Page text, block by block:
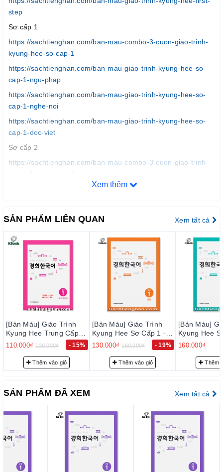
step
Sơ cấp 1
https://sachtienghan.com/ban-mau-combo-3-cuon-giao-trinh-
kyung-hee-so-cap-1
https://sachtienghan.com/ban-mau-giao-trinh-kyung-hee-so-
cap-1-ngu-phap
https://sachtienghan.com/ban-mau-giao-trinh-kyung-hee-so-
cap-1-nghe-noi
https://sachtienghan.com/ban-mau-giao-trinh-kyung-hee-so-
cap-1-doc-viet
Sơ cấp 2
https://sachtienghan.com/ban-mau-combo-3-cuon-giao-trinh-
https://sachtienghan.com/ban-mau-giao-trinh-kyung-hee-so-
https://sachtienghan.com/ban-mau-giao-trinh-kyung-hee-so-
https://sachtienghan.com/ban-mau-giao-trinh-kyung-hee-so-
cap-2-doc-viet
Trung cấp 1
https://sachtienghan.com/ban-mau-combo-3-cuon-giao-trinh-
kyung-hee-trung-cap-1
https://sachtienghan.com/ban-mau-giao-trinh-kyung-hee-
trung-cap-1-ngu-phap
https://sachtienghan.com/ban-mau-giao-trinh-kyung-hee-
trung-cap-1-nghe-noi
https://sachtienghan.com/ban-mau-giao-trinh-kyung-hee-
trung-cap-1-doc-viet
Trung cấp 2
https://sachtienghan.com/ban-mau-combo-3-cuon-giao-trinh-
kyung-hee-trung-cap-2
https://sachtienghan.com/ban-mau-giao-trinh-kyung-hee-
trung-cap-2-ngu-phap
https://sachtienghan.com/ban-mau-giao-trinh-kyung-hee-
trung-cap-2-nghe-noi
Xem thêm
SẢN PHẨM LIÊN QUAN Xem tất cả
1
어
[Bản Màu] Giáo Trình
Kyung Hee Sơ Cấp 1 -
Ngữ Pháp - 경희 한국어
130.000₫ 160.000₫ - 19%
Thêm vào giỏ
[Bản Màu] Giáo Trình
Kyung Hee Sơ Cấp 2 -
Ngữ Pháp - 경희 한국어
160.000₫
Thêm vào giỏ
[Bản
Kyung
Đọc Viết
115.000₫
SẢN PHẨM ĐÃ XEM Xem tất cả